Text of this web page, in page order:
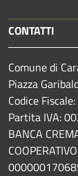
CONTATTI
Comune di
Piazza
Codice
Partita IVA:
BANCA